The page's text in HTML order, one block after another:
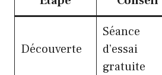
Découverte
Séance
d’essai
gratuite